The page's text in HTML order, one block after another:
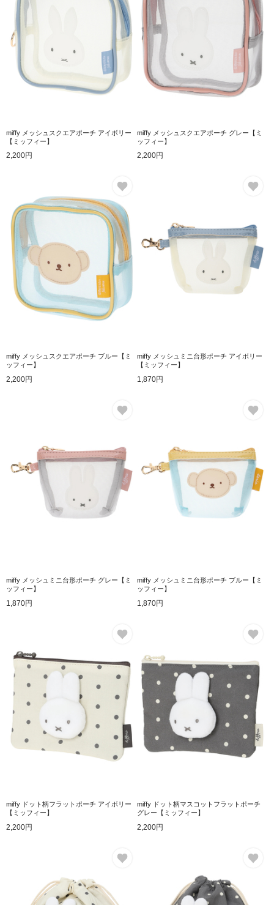
miffy メッシュスクエアポーチ アイボリー
【ミッフィー】
2,200円
miffy メッシュスクエアポーチ グレー【ミ
ッフィー】
2,200円
miffy メッシュスクエアポーチ ブルー【ミ
ッフィー】
2,200円
miffy メッシュミニ台形ポーチ アイボリー
【ミッフィー】
1,870円
miffy メッシュミニ台形ポーチ グレー【ミ
ッフィー】
1,870円
miffy メッシュミニ台形ポーチ ブルー【ミ
ッフィー】
1,870円
miffy ドット柄フラットポーチ アイボリー
【ミッフィー】
2,200円
miffy ドット柄マスコットフラットポーチ
グレー【ミッフィー】
2,200円